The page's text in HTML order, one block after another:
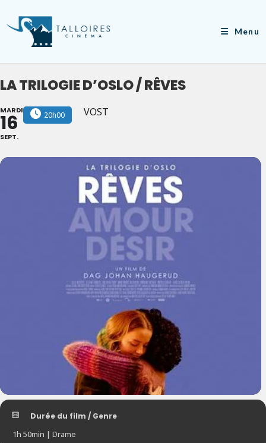
to
Menu
LA TRILOGIE D’OSLO / RÊVES
MARDI
16
SEPT.
20h00 VOST
Durée du film / Genre
1h 50min | Drame